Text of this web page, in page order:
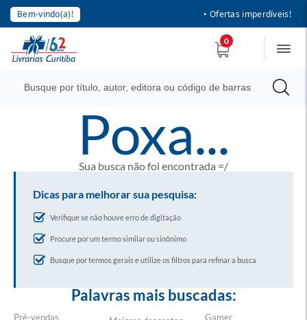
Bem-vindo(a)! • Ofertas imperdíveis!
0
poxa...
Sua busca não foi encontrada =/
Dicas para melhorar sua pesquisa:
Verifique se não houve erro de digitação
Procure por um termo similar ou sinônimo
Busque por termos gerais e utilize os filtros para refinar a busca
Palavras mais buscadas:
Pré-vendas
Gamer